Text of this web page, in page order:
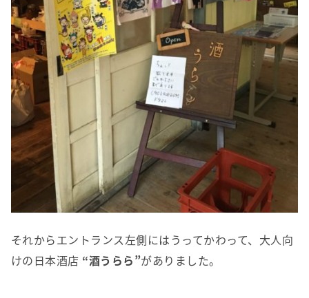
それからエントランス左側にはうってかわって、大人向
けの日本酒店 “酒うらら”がありました。